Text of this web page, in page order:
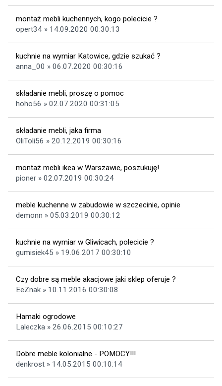
montaż mebli kuchennych, kogo polecicie ?
opert34 » 14.09.2020 00:30:13
kuchnie na wymiar Katowice, gdzie szukać ?
anna_00 » 06.07.2020 00:30:16
składanie mebli, proszę o pomoc
hoho56 » 02.07.2020 00:31:05
składanie mebli, jaka firma
OliToli56 » 20.12.2019 00:30:16
montaż mebli ikea w Warszawie, poszukuję!
pioner » 02.07.2019 00:30:24
meble kuchenne w zabudowie w szczecinie, opinie
demonn » 05.03.2019 00:30:12
kuchnie na wymiar w Gliwicach, polecicie ?
gumisiek45 » 19.06.2017 00:30:10
Czy dobre są meble akacjowe jaki sklep oferuje ?
EeZnak » 10.11.2016 00:30:08
Hamaki ogrodowe
Laleczka » 26.06.2015 00:10:27
Dobre meble kolonialne - POMOCY!!!
denkrost » 14.05.2015 00:10:14